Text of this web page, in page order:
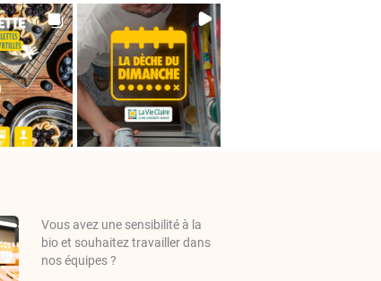
Vous avez une sensibilité à la
bio et souhaitez travailler dans
nos équipes ?